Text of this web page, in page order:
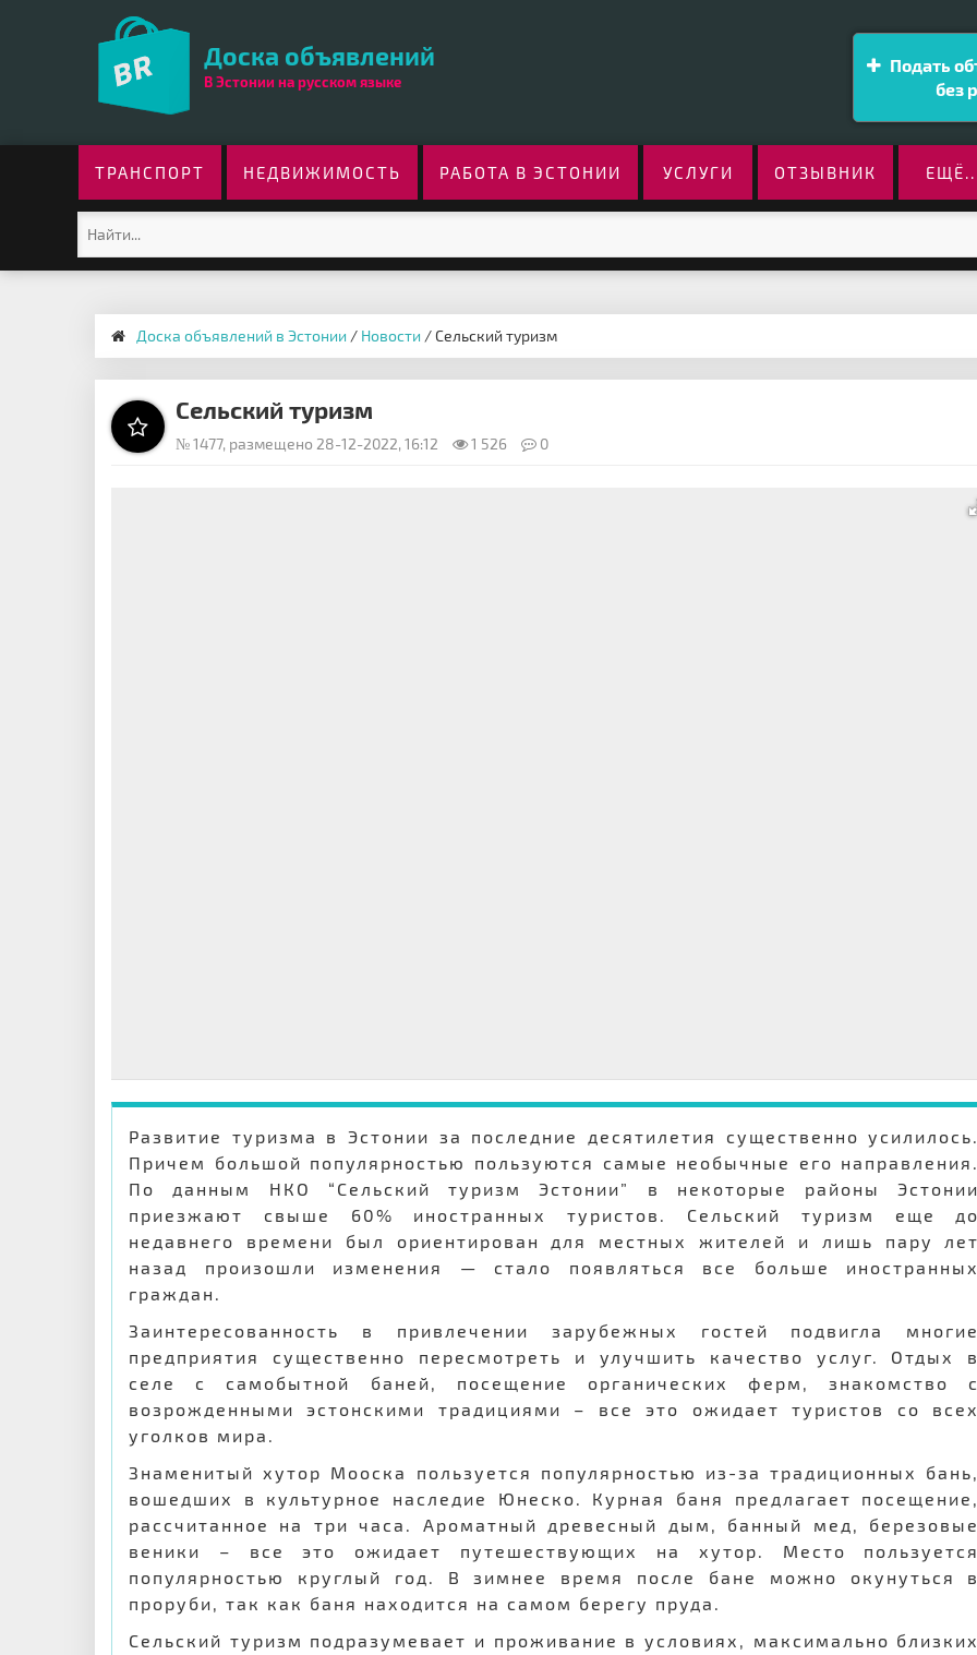
Доска объявлений
В Эстонии на русском языке
Подать
без
ТРАНСПОРТ НЕДВИЖИМОСТЬ РАБОТА В ЭСТОНИИ УСЛУГИ ОТЗЫВНИК
Доска объявлений в Эстонии / Новости / Сельский туризм
Сельский туризм
№ 1477, размещено 28-12-2022, 16:12 1 526 0
Развитие туризма в Эстонии за последние десятилетия существенно
Причем большой популярностью пользуются самые необычные его
По данным НКО “Сельский туризм Эстонии” в некоторые районы
приезжают свыше 60% иностранных туристов. Сельский туризм еще
недавнего времени был ориентирован для местных жителей и лишь пару
назад произошли изменения — стало появляться все больше
граждан.
Заинтересованность в привлечении зарубежных гостей подвигла
предприятия существенно пересмотреть и улучшить качество услуг. Отдых
селе с самобытной баней, посещение органических ферм, знакомство
возрожденными эстонскими традициями – все это ожидает туристов со
уголков мира.
Знаменитый хутор Мооска пользуется популярностью из-за традиционных
вошедших в культурное наследие Юнеско. Курная баня предлагает
рассчитанное на три часа. Ароматный древесный дым, банный мед,
веники – все это ожидает путешествующих на хутор. Место
популярностью круглый год. В зимнее время после бане можно окунуться
проруби, так как баня находится на самом берегу пруда.
Сельский туризм подразумевает и проживание в условиях, максимально